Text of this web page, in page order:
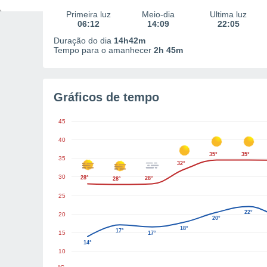
Primeira luz
06:12
Meio-dia
14:09
Última luz
22:05
Duração do dia 14h42m
Tempo para o amanhecer 2h 45m
Gráficos de tempo
10
15
20
25
30
35
40
45
28° 28° 28°
32°
35° 35°
14°
17° 17°
18°
20°
22°